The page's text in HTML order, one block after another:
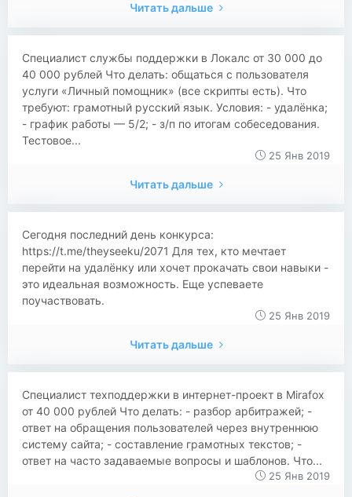
Читать дальше
Специалист службы поддержки в Локалс от 30 000 до
40 000 рублей Что делать: общаться с пользователя
услуги «Личный помощник» (все скрипты есть). Что
требуют: грамотный русский язык. Условия: - удалёнка;
- график работы — 5/2; - з/п по итогам собеседования.
Тестовое...
25 Янв 2019
Читать дальше
Сегодня последний день конкурса:
https://t.me/theyseeku/2071 Для тех, кто мечтает
перейти на удалёнку или хочет прокачать свои навыки -
это идеальная возможность. Еще успеваете
поучаствовать.
25 Янв 2019
Читать дальше
Специалист техподдержки в интернет-проект в Mirafox
от 40 000 рублей Что делать: - разбор арбитражей; -
ответ на обращения пользователей через внутреннюю
систему сайта; - составление грамотных текстов; -
ответ на часто задаваемые вопросы и шаблонов. Что...
25 Янв 2019